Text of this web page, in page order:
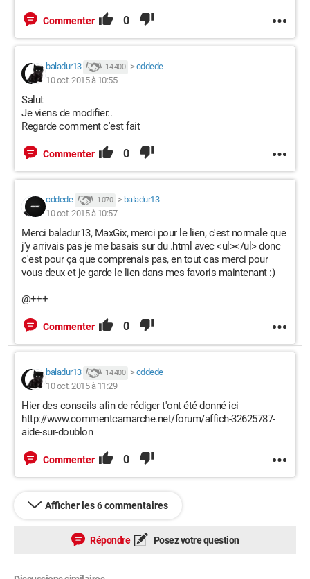
Commenter 0
baladur13 14 400 > cddede
10 oct. 2015 à 10:55
Salut
Je viens de modifier..
Regarde comment c'est fait
Commenter 0
cddede 1 070 > baladur13
10 oct. 2015 à 10:57
Merci baladur13, MaxGix, merci pour le lien, c'est normale que
j'y arrivais pas je me basais sur du .html avec <ul></ul> donc
c'est pour ça que comprenais pas, en tout cas merci pour
vous deux et je garde le lien dans mes favoris maintenant :)
@+++
Commenter 0
baladur13 14 400 > cddede
10 oct. 2015 à 11:29
Hier des conseils afin de rédiger t'ont été donné ici
http://www.commentcamarche.net/forum/affich-32625787-
aide-sur-doublon
Commenter 0
Afficher les 6 commentaires
Répondre Posez votre question